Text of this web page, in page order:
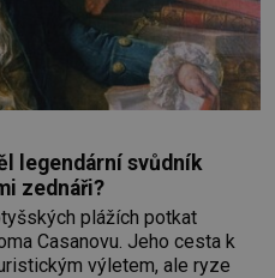
legendární svůdník
zednáři?
plážích potkat
Casanovu. Jeho cesta k
výletem, ale ryze